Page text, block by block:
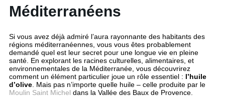
Méditerranéens
Si vous avez déjà admiré l’aura rayonnante des habitants des
régions méditerranéennes, vous vous êtes probablement
demandé quel est leur secret pour une longue vie en pleine
santé. En explorant les racines culturelles, alimentaires, et
environnementales de la Méditerranée, vous découvrirez
comment un élément particulier joue un rôle essentiel : l’huile
d’olive . Mais pas n’importe quelle huile – celle produite par le
Moulin Saint Michel dans la Vallée des Baux de Provence.